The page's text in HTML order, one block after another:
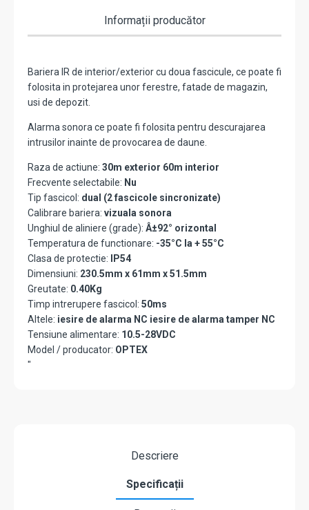
Informații producător
Bariera IR de interior/exterior cu doua fascicule, ce poate fi
folosita in protejarea unor ferestre, fatade de magazin,
usi de depozit.
Alarma sonora ce poate fi folosita pentru descurajarea
intrusilor inainte de provocarea de daune.
Raza de actiune: 30m exterior 60m interior
Frecvente selectabile: Nu
Tip fascicol: dual (2 fascicole sincronizate)
Calibrare bariera: vizuala sonora
Unghiul de aliniere (grade): Â±92° orizontal
Temperatura de functionare: -35°C la + 55°C
Clasa de protectie:
IP54
Dimensiuni: 230.5mm x 61mm x 51.5mm
Greutate: 0.40Kg
Timp intrerupere fascicol: 50ms
Altele: iesire de alarma NC iesire de alarma tamper NC
Tensiune alimentare: 10.5-28VDC
Model / producator: OPTEX
"
Descriere
Specificații